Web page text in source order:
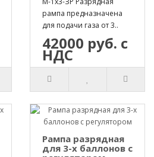
рампа предназначена
для подачи газа от 3..
42000 руб. с
НДС
Рампа разрядная
для 3-х баллонов с